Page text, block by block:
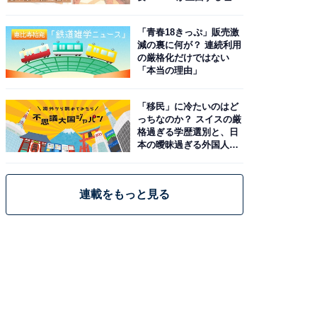
「青春18きっぷ」販売激
減の裏に何が？ 連続利用
の厳格化だけではない
「本当の理由」
「移民」に冷たいのはど
っちなのか？ スイスの厳
格過ぎる学歴選別と、日
本の曖昧過ぎる外国人政
連載をもっと見る